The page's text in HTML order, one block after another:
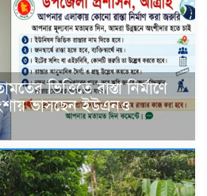
ভিত্তিতে রাস্তা নির্মাণে
ভাসছেন ইউএনও